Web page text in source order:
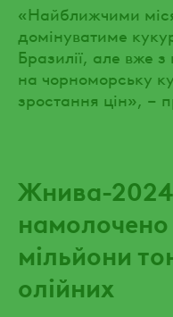
«Найближчими
домінуватиме
Бразилії, але вже
на чорноморську
зростання цін», –
Жнива-
мільйони
олійних